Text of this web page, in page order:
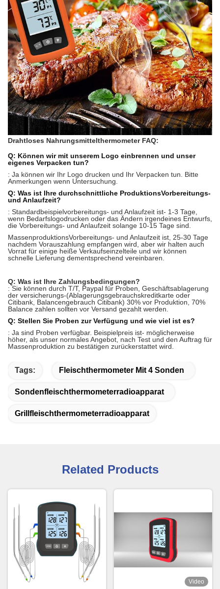
Drahtloses Nahrungsmittelthermometer FAQ:
Q: Können wir mit unserem Logo einbrennen und unser
eigenes Verpacken tun?
: Ja können wir Ihr Logo drucken und Ihr Verpacken tun. Bitte
Anmerkungen wenn Untersuchung.
Q: Was ist Ihre durchschnittliche ProduktionsVorbereitungs-
und Anlaufzeit?
: Standardbeispielvorbereitungs- und Anlaufzeit ist- 1-3 Tage,
wenn Bedarfslogodrucken oder das Ändern irgendeines Entwurfs,
die Vorbereitungs- und Anlaufzeit solange 10-15 Tage sind.
MassenproduktionsVorbereitungs- und Anlaufzeit ist, 25-30 Tage
nachdem Vorauszahlung empfangen wird, aber wir halten auch
Vorrat für einige heiße Verkaufseinzelteile und wir können
schnelle Lieferung dementsprechend vereinbaren.
Q: Was ist Ihre Zahlungsbedingungen?
: Sie können durch T/T, Paypal für Proben, Geschäftsablagerung
der versicherungs-(Ablagerungsgebrauchskreditkarte oder
Citibank, Balancengebrauch Citibank) 30% vor Produktion, 70%
Balance zahlen sollten vor Versand gezahlt werden.
Q: Stellen Sie Proben zur Verfügung und wie viel ist es?
: Ja sind Proben verfügbar. Beispielpreis ist- möglicherweise
höher, als unser normales Angebot, nach Test und den Auftrag für
Massenproduktion zu bestätigen zurückerstattet wird.
Tags: Fleischthermometer Mit 4 Sonden
Sondenfleischthermometerradioapparat
Grillfleischthermometerradioapparat
Related Products
Video